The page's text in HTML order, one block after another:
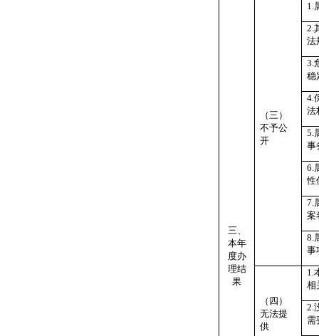
三、
本年
度办
理结
果
（三）
不予公
开
1.
2.
法
3.
稳
4.
法
5.
事
6.
性
7.
案
8.
事
（四）
无法提
供
1.
相
2.
需